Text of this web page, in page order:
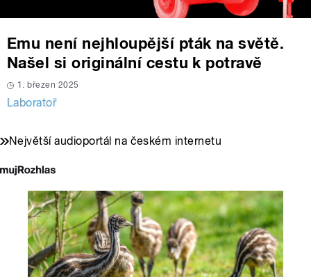
Emu není nejhloupější pták na světě.
Našel si originální cestu k potravě
1. březen 2025
Laboratoř
Největší audioportál na českém internetu